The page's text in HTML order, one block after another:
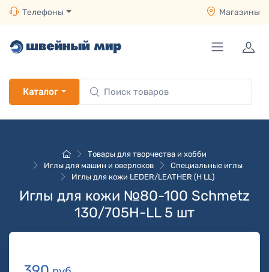
Телефоны Магазины
Каталог
Товары для творчества и хобби
Иглы для машин и оверлоков
Специальные иглы
Иглы для кожи LEDER/LEATHER (H LL)
Иглы для кожи №80-100 Schmetz
130/705H-LL 5 шт